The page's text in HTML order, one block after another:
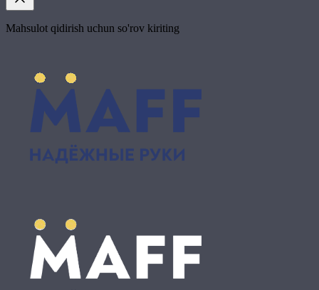
Mahsulot qidirish uchun so'rov kiriting